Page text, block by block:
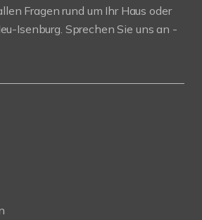
Fragen rund um Ihr Haus oder
Isenburg. Sprechen Sie uns an -